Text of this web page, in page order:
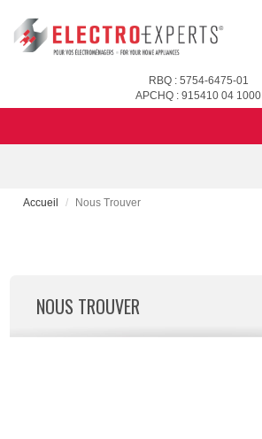
RBQ : 5754-6475-01
APCHQ : 915410 04 1000
Accueil Nous Trouver
NOUS TROUVER